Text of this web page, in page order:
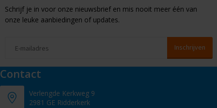
Schrijf je in voor onze nieuwsbrief en mis nooit meer één van
onze leuke aanbiedingen of updates.
Contact
Verlengde Kerkweg 9
2981 GE Ridderkerk